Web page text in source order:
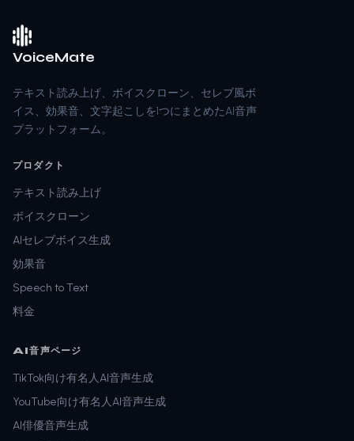
VoiceMate
テキスト読み上げ、ボイスクローン、セレブ風ボ
イス、効果音、文字起こしを1つにまとめたAI音声
プラットフォーム。
プロダクト
テキスト読み上げ
ボイスクローン
AIセレブボイス生成
効果音
Speech to Text
料金
AI音声ページ
TikTok向け有名人AI音声生成
YouTube向け有名人AI音声生成
AI俳優音声生成